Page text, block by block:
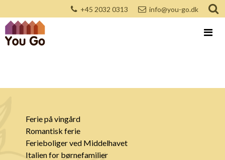
+45 2032 0313 info@you-go.dk
Ferie på vingård
Romantisk ferie
Ferieboliger ved Middelhavet
Italien for børnefamilier